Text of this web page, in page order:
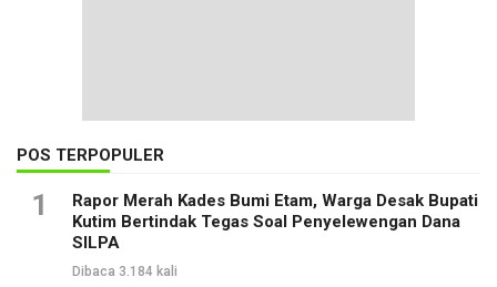
POS TERPOPULER
1
Rapor Merah Kades Bumi Etam, Warga Desak Bupati
Kutim Bertindak Tegas Soal Penyelewengan Dana
SILPA
Dibaca 3.184 kali